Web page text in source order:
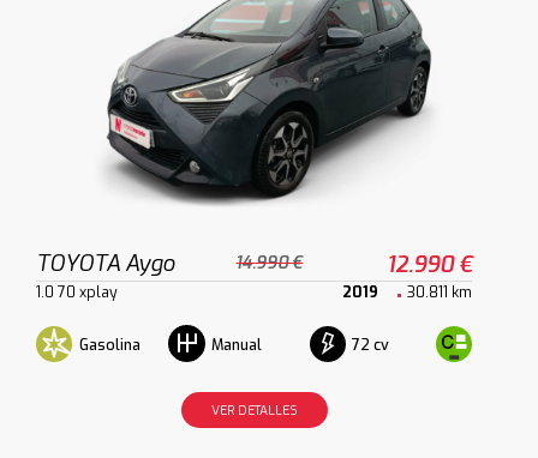
TOYOTA Aygo 14.990 € 12.990 €
1.0 70 xplay 2019 30.811 km
Gasolina Manual 72 cv
VER DETALLES